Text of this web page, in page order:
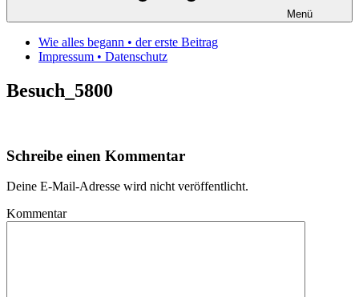
Menü
Wie alles begann • der erste Beitrag
Impressum • Datenschutz
Besuch_5800
Schreibe einen Kommentar
Deine E-Mail-Adresse wird nicht veröffentlicht.
Kommentar